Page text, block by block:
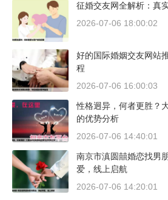
征婚交友网全解析：真
2026-07-06 18:00:02
好的国际婚姻交友网站
程
2026-07-06 16:00:03
性格迥异，何者更胜？
的优势分析
2026-07-06 14:40:01
南京市滇圆囍婚恋找男
爱，线上启航
2026-07-06 14:20:01